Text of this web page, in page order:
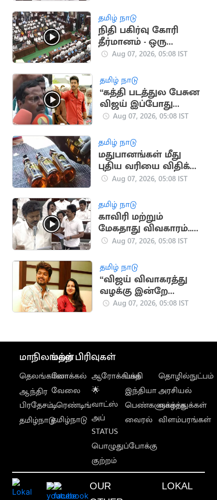
தமிழ் நாடு
நிதி பகிர்வு கோரி
தீர்மானம் - ஒரு
மனதாக
Aug 07, 2026, 05:08 IST
தமிழ் நாடு
“கத்தி படத்துல பேசுன
விஜய் இப்போது
ஒன்னுமே செய்யல”..
Aug 07, 2026, 05:08 IST
தமிழ் நாடு
மதுபானங்கள் மீது
புதிய வரியை விதிக்க
தமிழ்நாடு அரசு முடிவு
Aug 07, 2026, 05:08 IST
தமிழ் நாடு
காவிரி மற்றும்
மேகதாது விவகாரம்..
அனல் பறந்த விவாதம்
Aug 07, 2026, 05:08 IST
தமிழ் நாடு
“விஜய் விவாகரத்து
வழக்கு இன்றே
விசாரிக்க வேண்டும்”..
Aug 07, 2026, 05:08 IST
மாநிலங்கள்
தெலங்கானா
ஆந்திர
பிரதேசம்
தமிழ்நாடு
மற்ற பிரிவுகள்
லோக்கல்
வேலை
டிரெண்டிங்
தமிழ்நாடு
ஆரோக்கியம்
🌟
வாட்ஸ்
அப்
STATUS
பொழுதுப்போக்கு
குற்றம்
பக்தி
இந்தியா
பெண்களுக்காக
வைரல்
தொழில்நுட்பம்
அரசியல்
வாழ்த்துக்கள்
விளம்பரங்கள்
OUR
LOKAL